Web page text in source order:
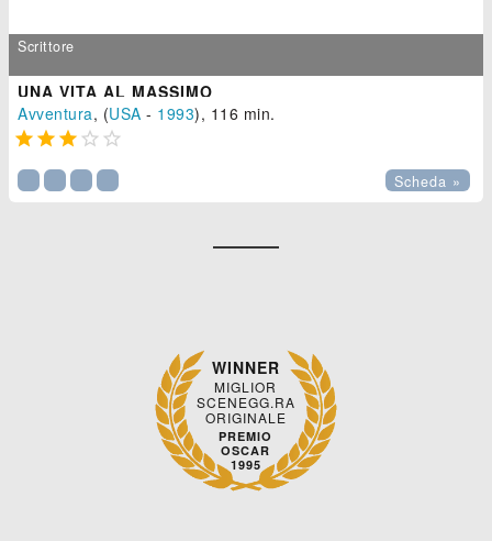
Scrittore
UNA VITA AL MASSIMO
Avventura, (USA - 1993), 116 min.
    
Scheda »
WINNER
MIGLIOR
SCENEGG.RA
ORIGINALE
PREMIO
OSCAR
1995